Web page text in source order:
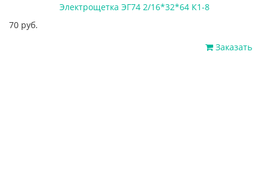
Электрощетка ЭГ74 2/16*32*64 К1-8
70 руб.
Заказать